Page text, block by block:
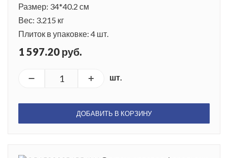
Размер: 34*40.2 см
Вес: 3.215 кг
Плиток в упаковке: 4 шт.
1 597.20 руб.
шт.
ДОБАВИТЬ В КОРЗИНУ